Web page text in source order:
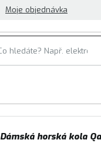
Moje objednávka
Dámská horská kola